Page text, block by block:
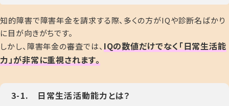
知的障害で障害年金を請求する際、多くの方がIQや診断名ばかり
に目が向きがちです。
しかし、障害年金の審査では、 IQの数値だけでなく「日常生活能
力」が非常に重視されます。
3-1. 日常生活活動能力とは？